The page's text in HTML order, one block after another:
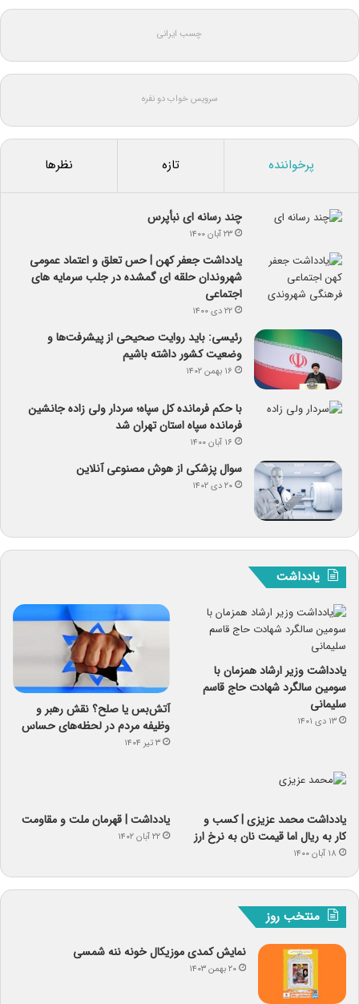
چسب ایرانی
سرویس خواب دو نفره
پرخواننده تازه نظرها
چند رسانه ای نبأپرس
۲۳ آبان ۱۴۰۰
یادداشت جعفر کهن | حس تعلق و اعتماد عمومی
شهروندان حلقه ای گمشده در جلب سرمایه های
اجتماعی
۲۲ دی ۱۴۰۰
رئیسی: باید روایت صحیحی از پیشرفت‌ها و
وضعیت کشور داشته باشیم
۱۶ بهمن ۱۴۰۲
با حکم فرمانده کل سپاه؛ سردار ولی زاده جانشین
فرمانده سپاه استان تهران شد
۱۶ آبان ۱۴۰۰
سوال پزشکی از هوش مصنوعی آنلاین
۲۰ دی ۱۴۰۲
یادداشت
یادداشت وزیر ارشاد همزمان با
سومین سالگرد شهادت حاج قاسم
سلیمانی
۱۳ دی ۱۴۰۱
آتش‌بس یا صلح؟ نقش رهبر و
وظیفه مردم در لحظه‌های حساس
۳ تیر ۱۴۰۴
یادداشت‌ محمد عزیزی | کسب و
کار به ریال اما قیمت نان به نرخ ارز
۱۸ آبان ۱۴۰۰
یادداشت | قهرمان ملت و مقاومت
۲۲ آبان ۱۴۰۲
منتخب روز
نمایش کمدی موزیکال خونه ننه شمسی
۲۰ بهمن ۱۴۰۳